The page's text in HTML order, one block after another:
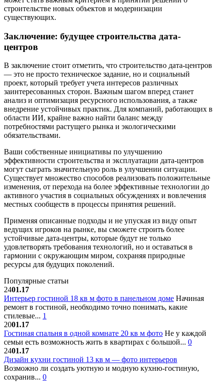
строительстве новых объектов и модернизации
существующих.
Заключение: будущее строительства дата-
центров
В заключение стоит отметить, что строительство дата-центров
— это не просто техническое задание, но и социальный
проект, который требует учета интересов различных
заинтересованных сторон. Важным шагом вперед станет
анализ и оптимизация ресурсного использования, а также
внедрение устойчивых практик. Для компаний, работающих в
области ИИ, крайне важно найти баланс между
потребностями растущего рынка и экологическими
обязательствами.
Ваши собственные инициативы по улучшению
эффективности строительства и эксплуатации дата-центров
могут сыграть значительную роль в улучшении ситуации.
Существует множество способов реализовать положительные
изменения, от перехода на более эффективные технологии до
активного участия в социальных обсуждениях и вовлечения
местных сообществ в процессы принятия решений.
Применяя описанные подходы и не упуская из виду опыт
ведущих игроков на рынке, вы сможете строить более
устойчивые дата-центры, которые будут не только
удовлетворять требования технологий, но и оставаться в
гармонии с окружающим миром, сохраняя природные
ресурсы для будущих поколений.
Популярные статьи
2401.17
Интерьер гостиной 18 кв м фото в панельном доме Начиная
ремонт в гостиной, необходимо точно понимать, какие
стилевые... 1
2001.17
Гостиная спальня в одной комнате 20 кв м фото Не у каждой
семьи есть возможность жить в квартирах с большой... 0
2401.17
Дизайн кухни гостиной 13 кв м — фото интерьеров
Возможно ли создать уютную и модную кухню-гостиную,
сохранив... 0